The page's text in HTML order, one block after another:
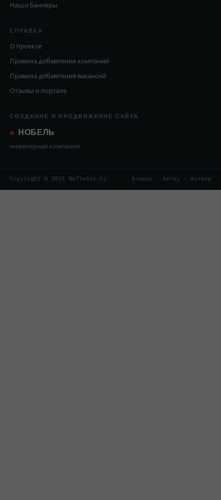
Наши баннеры
СПРАВКА
О проекте
Правила добавления компаний
Правила добавления вакансий
Отзывы о портале
СОЗДАНИЕ И ПРОДВИЖЕНИЕ САЙТА
НОБЕЛЬ
инженерная компания
Copyright © 2026 NefteGaz.kz Атырау · Актау · Астана